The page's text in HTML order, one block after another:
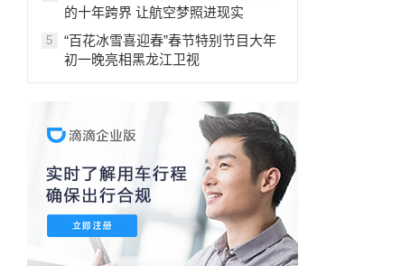
的十年跨界 让航空梦照进现实
5
“百花冰雪喜迎春”春节特别节目大年
初一晚亮相黑龙江卫视